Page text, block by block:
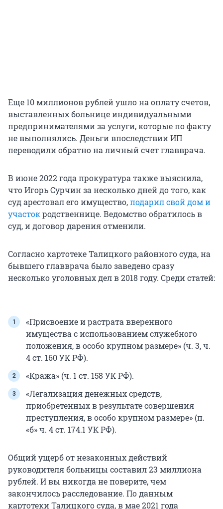
Еще 10 миллионов рублей ушло на оплату счетов,
выставленных больнице индивидуальными
предпринимателями за услуги, которые по факту
не выполнялись. Деньги впоследствии ИП
переводили обратно на личный счет главврача.
В июне 2022 года прокуратура также выяснила,
что Игорь Сурчин за несколько дней до того, как
суд арестовал его имущество,подарил свой дом и
участокродственнице. Ведомство обратилось в
суд, и договор дарения отменили.
Согласно картотеке Талицкого районного суда, на
бывшего главврача было заведено сразу
несколько уголовных дел в 2018 году. Среди статей:
«Присвоение и растрата вверенного
имущества с использованием служебного
положения, в особо крупном размере» (ч. 3, ч.
4 ст. 160 УК РФ).
«Кража» (ч. 1 ст. 158 УК РФ).
«Легализация денежных средств,
приобретенных в результате совершения
преступления, в особо крупном размере» (п.
«б» ч. 4 ст. 174.1 УК РФ).
Общий ущерб от незаконных действий
руководителя больницы составил 23 миллиона
рублей. И вы никогда не поверите, чем
закончилось расследование. По данным
картотеки Талицкого суда, в мае 2021 года